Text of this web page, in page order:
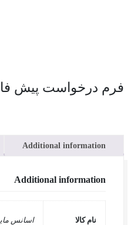
فرم درخواست پیش
Additional information
Additional information
نام کالا اسانس